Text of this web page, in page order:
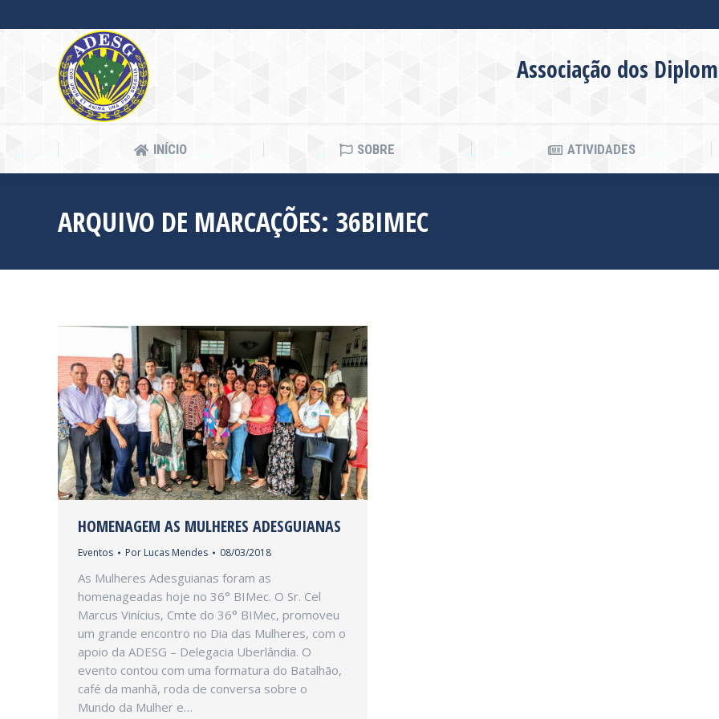
Associação dos
INÍCIO SOBRE ATIVIDADES
ARQUIVO DE MARCAÇÕES: 36BIMEC
HOMENAGEM AS MULHERES ADESGUIANAS
Eventos Por Lucas Mendes 08/03/2018
As Mulheres Adesguianas foram as
homenageadas hoje no 36° BIMec. O Sr. Cel
Marcus Vinícius, Cmte do 36° BIMec, promoveu
um grande encontro no Dia das Mulheres, com o
apoio da ADESG – Delegacia Uberlândia. O
evento contou com uma formatura do Batalhão,
café da manhã, roda de conversa sobre o
Mundo da Mulher e…
INÍCIO SOBRE ATIVIDADES